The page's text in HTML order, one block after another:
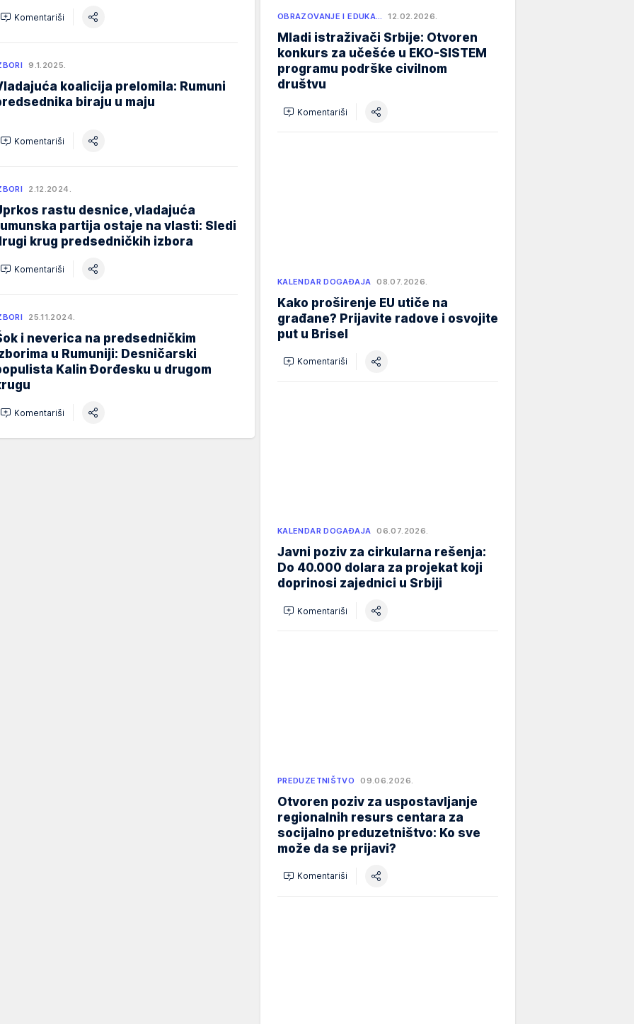
Komentariši
9.1.2025.
koalicija prelomila: Rumuni
biraju u maju
Komentariši
2.12.2024.
rastu desnice, vladajuća
partija ostaje na vlasti: Sledi
krug predsedničkih izbora
Komentariši
25.11.2024.
i neverica na predsedničkim
u Rumuniji: Desničarski
Kalin Đorđesku u drugom
Komentariši
OBRAZOVANJE I EDUKA… 12.02.2026.
Mladi istraživači Srbije: Otvoren
konkurs za učešće u EKO-SISTEM
programu podrške civilnom
društvu
Komentariši
KALENDAR DOGAĐAJA 08.07.2026.
Kako proširenje EU utiče na
građane? Prijavite radove i osvojite
put u Brisel
Komentariši
KALENDAR DOGAĐAJA 06.07.2026.
Javni poziv za cirkularna rešenja:
Do 40.000 dolara za projekat koji
doprinosi zajednici u Srbiji
Komentariši
PREDUZETNIŠTVO 09.06.2026.
Otvoren poziv za uspostavljanje
regionalnih resurs centara za
socijalno preduzetništvo: Ko sve
može da se prijavi?
Komentariši